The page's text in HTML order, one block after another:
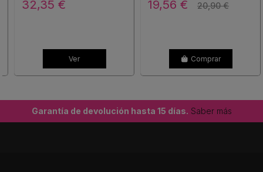
32,35 €
Ver
19,56 € 20,90 €
Comprar
Garantía de devolución hasta 15 días. Saber más